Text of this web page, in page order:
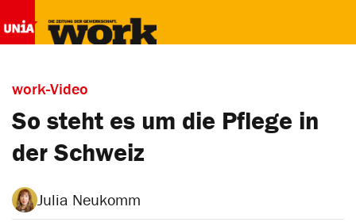
work-Video
So steht es um die Pflege in
der Schweiz
Julia Neukomm